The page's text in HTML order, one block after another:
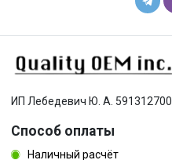
ИП Лебедевич Ю. А. 591312700
Способ оплаты
Наличный расчёт